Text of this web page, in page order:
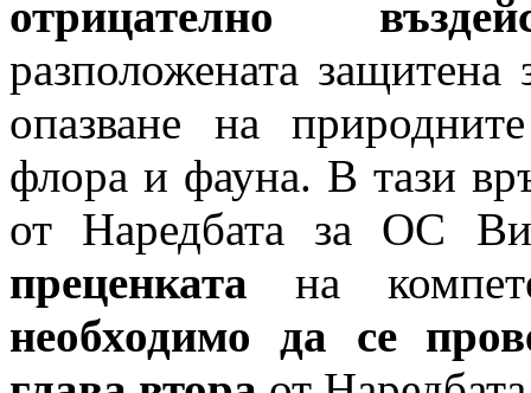
отрицателно
разположената
опазване на
флора и фауна. В тази
от Наредбата за ОС
преценката на
необходимо
да се